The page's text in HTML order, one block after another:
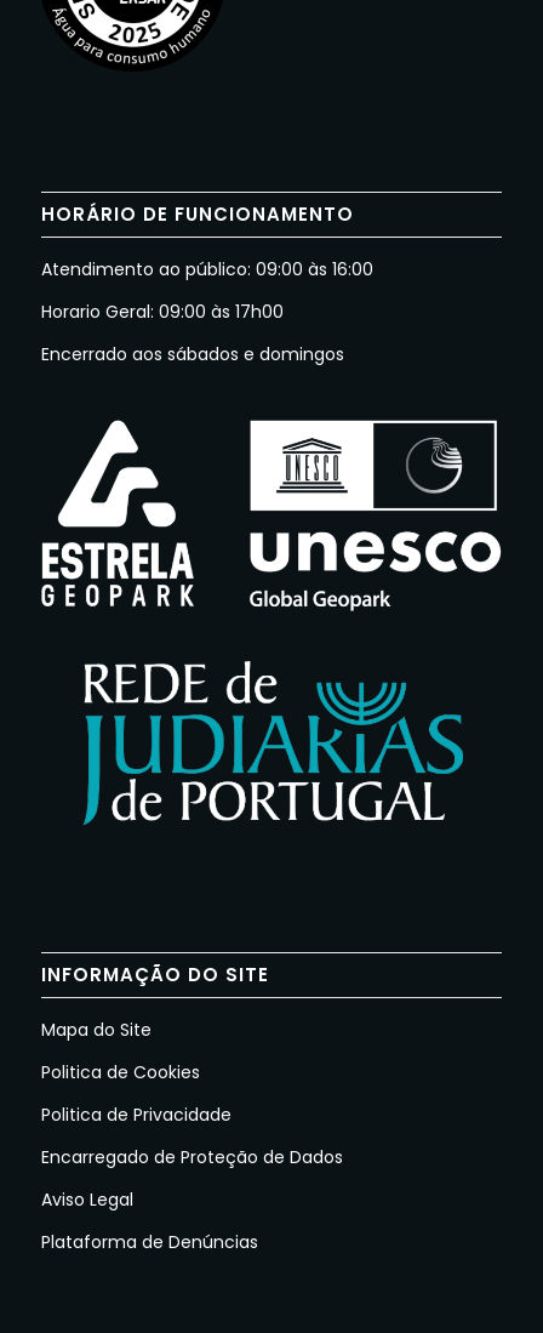
HORÁRIO DE FUNCIONAMENTO
Atendimento ao público: 09:00 às 16:00
Horario Geral: 09:00 às 17h00
Encerrado aos sábados e domingos
INFORMAÇÃO DO SITE
Mapa do Site
Politica de Cookies
Politica de Privacidade
Encarregado de Proteção de Dados
Aviso Legal
Plataforma de Denúncias